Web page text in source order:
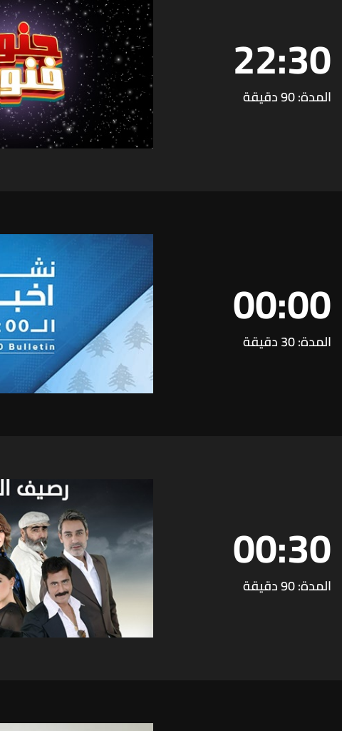
22:30
المدة: 90 دقيقة
00:00
المدة: 30 دقيقة
00:30
المدة: 90 دقيقة